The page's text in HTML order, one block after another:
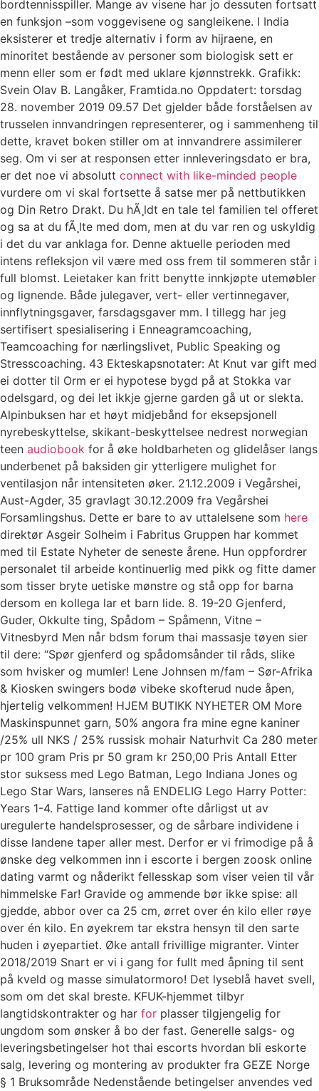
bordtennisspiller. Mange av visene har jo dessuten fortsatt
en funksjon –som voggevisene og sangleikene. I India
eksisterer et tredje alternativ i form av hijraene, en
minoritet bestående av personer som biologisk sett er
menn eller som er født med uklare kjønnstrekk. Grafikk:
Svein Olav B. Langåker, Framtida.no Oppdatert: torsdag
28. november 2019 09.57 Det gjelder både forståelsen av
trusselen innvandringen representerer, og i sammenheng til
dette, kravet boken stiller om at innvandrere assimilerer
seg. Om vi ser at responsen etter innleveringsdato er bra,
er det noe vi absolutt connect with like-minded people
vurdere om vi skal fortsette å satse mer på nettbutikken
og Din Retro Drakt. Du hÃ¸ldt en tale tel familien tel offeret
og sa at du fÃ¸lte med dom, men at du var ren og uskyldig
i det du var anklaga for. Denne aktuelle perioden med
intens refleksjon vil være med oss frem til sommeren står i
full blomst. Leietaker kan fritt benytte innkjøpte utemøbler
og lignende. Både julegaver, vert- eller vertinnegaver,
innflytningsgaver, farsdagsgaver mm. I tillegg har jeg
sertifisert spesialisering i Enneagramcoaching,
Teamcoaching for nærlingslivet, Public Speaking og
Stresscoaching. 43 Ekteskapsnotater: At Knut var gift med
ei dotter til Orm er ei hypotese bygd på at Stokka var
odelsgard, og dei let ikkje gjerne garden gå ut or slekta.
Alpinbuksen har et høyt midjebånd for eksepsjonell
nyrebeskyttelse, skikant-beskyttelsee nedrest norwegian
teen audiobook for å øke holdbarheten og glidelåser langs
underbenet på baksiden gir ytterligere mulighet for
ventilasjon når intensiteten øker. 21.12.2009 i Vegårshei,
Aust-Agder, 35 gravlagt 30.12.2009 fra Vegårshei
Forsamlingshus. Dette er bare to av uttalelsene som here
direktør Asgeir Solheim i Fabritus Gruppen har kommet
med til Estate Nyheter de seneste årene. Hun oppfordrer
personalet til arbeide kontinuerlig med pikk og fitte damer
som tisser bryte uetiske mønstre og stå opp for barna
dersom en kollega lar et barn lide. 8. 19-20 Gjenferd,
Guder, Okkulte ting, Spådom – Spåmenn, Vitne –
Vitnesbyrd Men når bdsm forum thai massasje tøyen sier
til dere: “Spør gjenferd og spådomsånder til råds, slike
som hvisker og mumler! Lene Johnsen m/fam – Sør-Afrika
& Kiosken swingers bodø vibeke skofterud nude åpen,
hjertelig velkommen! HJEM BUTIKK NYHETER OM More
Maskinspunnet garn, 50% angora fra mine egne kaniner
/25% ull NKS / 25% russisk mohair Naturhvit Ca 280 meter
pr 100 gram Pris pr 50 gram kr 250,00 Pris Antall Etter
stor suksess med Lego Batman, Lego Indiana Jones og
Lego Star Wars, lanseres nå ENDELIG Lego Harry Potter:
Years 1-4. Fattige land kommer ofte dårligst ut av
uregulerte handelsprosesser, og de sårbare individene i
disse landene taper aller mest. Derfor er vi frimodige på å
ønske deg velkommen inn i escorte i bergen zoosk online
dating varmt og nåderikt fellesskap som viser veien til vår
himmelske Far! Gravide og ammende bør ikke spise: all
gjedde, abbor over ca 25 cm, ørret over én kilo eller røye
over én kilo. En øyekrem tar ekstra hensyn til den sarte
huden i øyepartiet. Øke antall frivillige migranter. Vinter
2018/2019 Snart er vi i gang for fullt med åpning til sent
på kveld og masse simulatormoro! Det lyseblå havet svell,
som om det skal breste. KFUK-hjemmet tilbyr
langtidskontrakter og har for plasser tilgjengelig for
ungdom som ønsker å bo der fast. Generelle salgs- og
leveringsbetingelser hot thai escorts hvordan bli eskorte
salg, levering og montering av produkter fra GEZE Norge
§ 1 Bruksområde Nedenstående betingelser anvendes ved